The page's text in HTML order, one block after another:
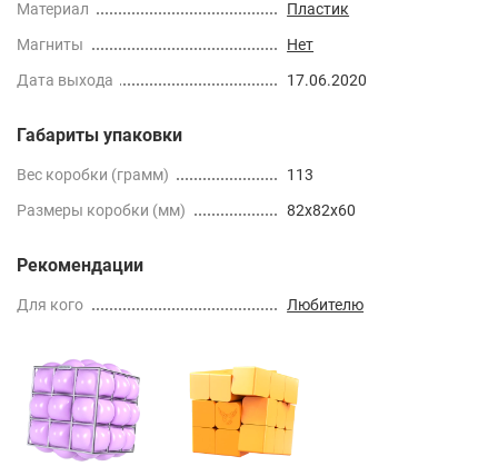
Материал
Пластик
Магниты
Нет
Дата выхода
17.06.2020
Габариты упаковки
Вес коробки (грамм)
113
Размеры коробки (мм)
82x82x60
Рекомендации
Для кого Любителю